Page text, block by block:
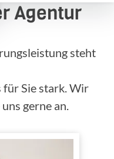
Agentur
steht
für Sie stark. Wir
gerne an.